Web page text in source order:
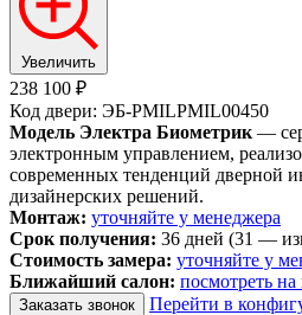
Увеличить
238 100 ₽
Код двери: ЭБ-PMILPMIL00450
Модель Электра Биометрик —
электронным управлением,
современных тенденций дверной
дизайнерских решений.
Монтаж: уточняйте у менеджера
Срок получения: 36 дней (31 —
Стоимость замера: уточняйте у
Ближайший салон: посмотреть на
Заказать звонок
Перейти в